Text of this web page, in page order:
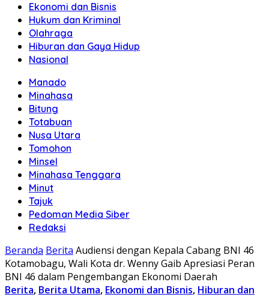
Ekonomi dan Bisnis
Hukum dan Kriminal
Olahraga
Hiburan dan Gaya Hidup
Nasional
Manado
Minahasa
Bitung
Totabuan
Nusa Utara
Tomohon
Minsel
Minahasa Tenggara
Minut
Tajuk
Pedoman Media Siber
Redaksi
Beranda Berita Audiensi dengan Kepala Cabang BNI 46
Kotamobagu, Wali Kota dr. Wenny Gaib Apresiasi Peran
BNI 46 dalam Pengembangan Ekonomi Daerah
Berita, Berita Utama, Ekonomi dan Bisnis, Hiburan dan